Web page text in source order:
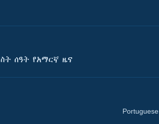
ሰዓት የአማርኛ ዜና
Portuguese